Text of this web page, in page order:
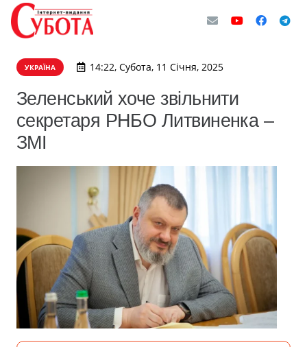
УКРАЇНА 14:22, Субота, 11 Січня, 2025
Зеленський хоче звільнити
секретаря РНБО Литвиненка –
ЗМІ